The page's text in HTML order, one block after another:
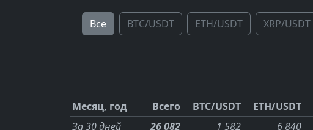
Все BTC/USDT ETH/USDT XRP/USDT
Месяц, год Всего BTC/USDT ETH/USDT
За 30 дней
26 082 1 582 6 840